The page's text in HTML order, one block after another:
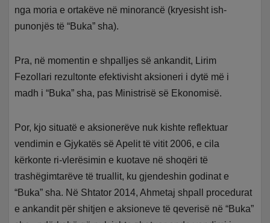
nga moria e ortakëve në minorancë (kryesisht ish-
punonjës të “Buka” sha).
Pra, në momentin e shpalljes së ankandit, Lirim
Fezollari rezultonte efektivisht aksioneri i dytë më i
madh i “Buka” sha, pas Ministrisë së Ekonomisë.
Por, kjo situatë e aksionerëve nuk kishte reflektuar
vendimin e Gjykatës së Apelit të vitit 2006, e cila
kërkonte ri-vlerësimin e kuotave në shoqëri të
trashëgimtarëve të truallit, ku gjendeshin godinat e
“Buka” sha. Në Shtator 2014, Ahmetaj shpall procedurat
e ankandit për shitjen e aksioneve të qeverisë në “Buka”